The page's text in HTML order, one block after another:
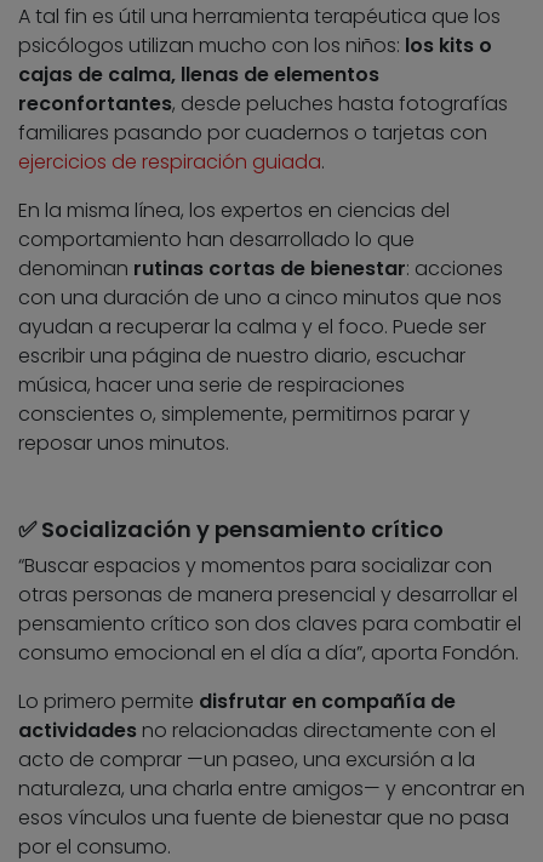
A tal fin es útil una herramienta terapéutica que los
psicólogos utilizan mucho con los niños: los kits o
cajas de calma, llenas de elementos
reconfortantes, desde peluches hasta fotografías
familiares pasando por cuadernos o tarjetas con
ejercicios de respiración guiada.
En la misma línea, los expertos en ciencias del
comportamiento han desarrollado lo que
denominan rutinas cortas de bienestar: acciones
con una duración de uno a cinco minutos que nos
ayudan a recuperar la calma y el foco. Puede ser
escribir una página de nuestro diario, escuchar
música, hacer una serie de respiraciones
conscientes o, simplemente, permitirnos parar y
reposar unos minutos.
✅ Socialización y pensamiento crítico
“Buscar espacios y momentos para socializar con
otras personas de manera presencial y desarrollar el
pensamiento crítico son dos claves para combatir el
consumo emocional en el día a día”, aporta Fondón.
Lo primero permite disfrutar en compañía de
actividades no relacionadas directamente con el
acto de comprar —un paseo, una excursión a la
naturaleza, una charla entre amigos— y encontrar en
esos vínculos una fuente de bienestar que no pasa
por el consumo.